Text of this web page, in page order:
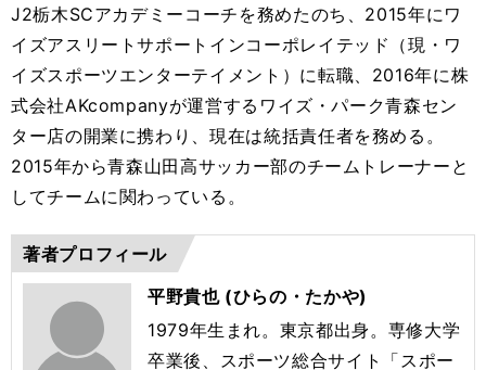
J2栃木SCアカデミーコーチを務めたのち、2015年にワ
イズアスリートサポートインコーポレイテッド（現・ワ
イズスポーツエンターテイメント）に転職、2016年に株
式会社AKcompanyが運営するワイズ・パーク青森セン
ター店の開業に携わり、現在は統括責任者を務める。
2015年から青森山田高サッカー部のチームトレーナーと
してチームに関わっている。
著者プロフィール
平野貴也 (ひらの・たかや)
1979年生まれ。東京都出身。専修大学
卒業後、スポーツ総合サイト「スポー